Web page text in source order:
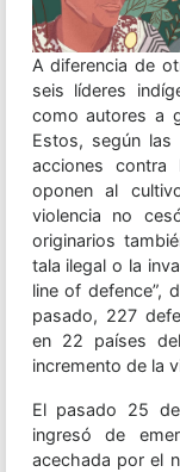
A diferencia de
seis líderes
como autores a
Estos, según las
acciones contra
oponen al
violencia no
originarios
tala ilegal o la
line of defence”,
pasado, 227
en 22 países
incremento de la
El pasado 25
ingresó de
acechada por el